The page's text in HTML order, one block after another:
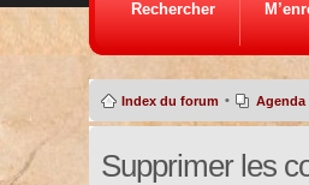
Rechercher
Index du forum • Agenda
Supprimer les